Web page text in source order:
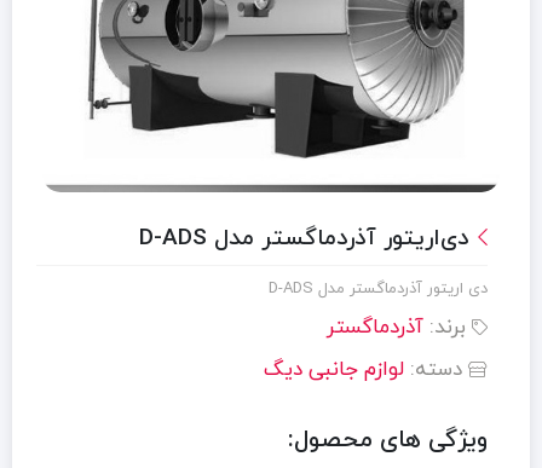
دی‌اریتور آذردماگستر مدل D-ADS
دی اریتور آذردماگستر مدل D-ADS
برند: آذردماگستر
دسته: لوازم جانبی دیگ
ویژگی های محصول: